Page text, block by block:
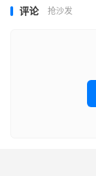
评论 抢沙发